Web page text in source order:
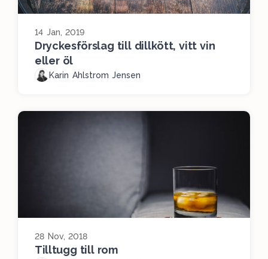
14 Jan, 2019
Dryckesförslag till dillkött, vitt vin
eller öl
Karin Ahlstrom Jensen
28 Nov, 2018
Tilltugg till rom